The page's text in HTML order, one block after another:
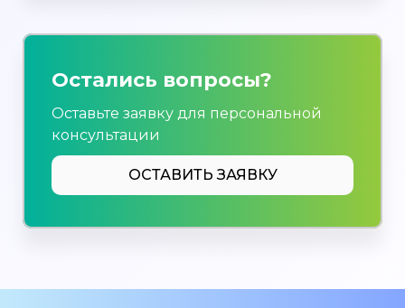
Остались вопросы?
Оставьте заявку для персональной
консультации
ОСТАВИТЬ ЗАЯВКУ